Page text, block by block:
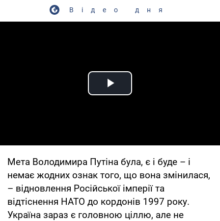
Відео дня
Play Video
Мета Володимира Путіна була, є і буде – і
немає жодних ознак того, що вона змінилася,
– відновлення Російської імперії та
відтіснення НАТО до кордонів 1997 року.
Україна зараз є головною ціллю, але не